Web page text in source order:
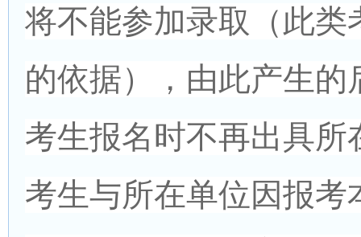
将不能参加录取（此
的依据），由此产生
考生报名时不再出具
考生与所在单位因报